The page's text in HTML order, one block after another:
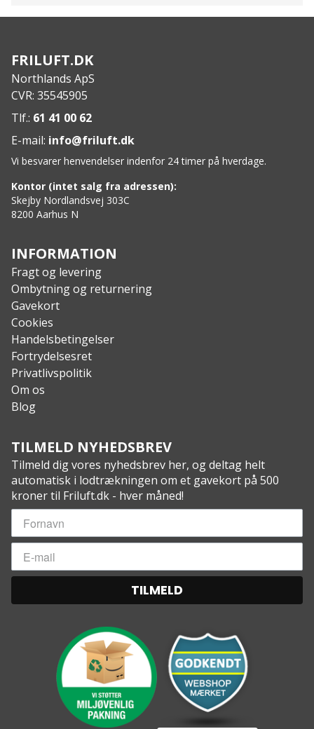
Komfortabel neoprenforing for isolering
Forbedret gummistruktur for øget holdbarhed
Blød topkant for ekstra komfort
Karakteristisk farvet mellemsål og diskret logo
Specs:
Foring: Neopren
FRILUFT.DK
Northlands ApS
CVR: 35545905
Tlf.: 61 41 00 62
E-mail: info@friluft.dk
Vi besvarer henvendelser indenfor 24 timer på hverdage.
Kontor (intet salg fra adressen):
Skejby Nordlandsvej 303C
8200 Aarhus N
INFORMATION
Fragt og levering
Ombytning og returnering
Gavekort
Cookies
Handelsbetingelser
Fortrydelsesret
Privatlivspolitik
Om os
Blog
TILMELD NYHEDSBREV
Tilmeld dig vores nyhedsbrev her, og deltag helt
automatisk i lodtrækningen om et gavekort på 500
kroner til Friluft.dk - hver måned!
TILMELD